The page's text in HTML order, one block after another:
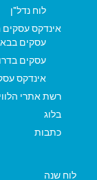
לוח נדל"ן
אינדקס עסקים
עסקים
עסקים
אינדקס
רשת אתרי
בלוג
כתבות
לוח שנה